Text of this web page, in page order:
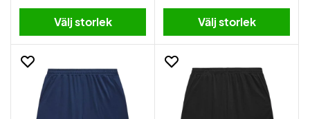
Välj storlek Välj storlek